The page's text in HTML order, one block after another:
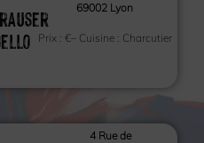
69002 Lyon
Prix : €– Cuisine : Charcutier
4 Rue de